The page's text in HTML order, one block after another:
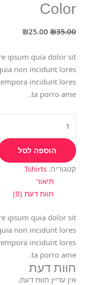
Color
₪35.00
₪25.00
ipsum quia dolor sit
non incidunt lores
incidunt lores
ta porro ame.
הוספה לסל
קטגוריה: Tshirts
תיאור
חוות דעת (0)
ipsum quia dolor sit
non incidunt lores
incidunt lores
ta porro ame.
חוות דעת
אין עדיין חוות דעת.